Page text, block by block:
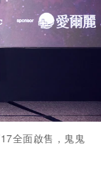
全面啟售，鬼鬼